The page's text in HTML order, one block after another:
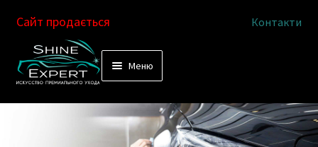
Перейти
к
Перейти
к
Сайт продається Контакти
Меню
Выездная автомойка